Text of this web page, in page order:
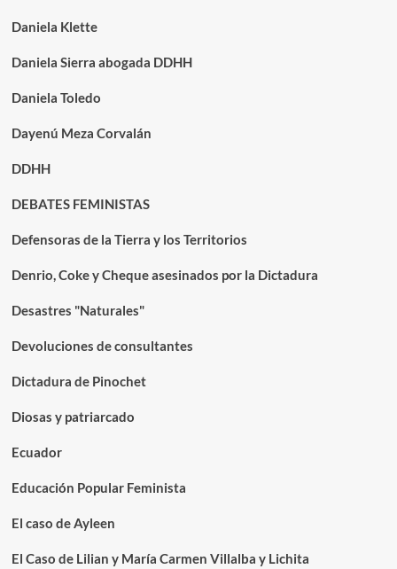
Daniela Klette
Daniela Sierra abogada DDHH
Daniela Toledo
Dayenú Meza Corvalán
DDHH
DEBATES FEMINISTAS
Defensoras de la Tierra y los Territorios
Denrio, Coke y Cheque asesinados por la Dictadura
Desastres "Naturales"
Devoluciones de consultantes
Dictadura de Pinochet
Diosas y patriarcado
Ecuador
Educación Popular Feminista
El caso de Ayleen
El Caso de Lilian y María Carmen Villalba y Lichita